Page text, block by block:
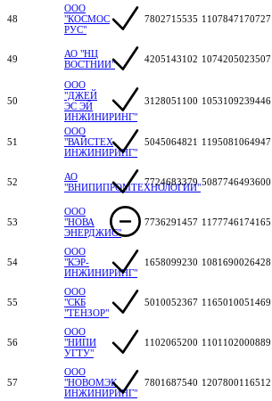
48
ООО
"КОСМОС
РУС"
7802715535 1107847170727
49
АО "НЦ
ВОСТНИИ"
4205143102 1074205023507
50
ООО
"ДЖЕЙ
ЭС ЭЙ
ИНЖИНИРИНГ"
3128051100 1053109239446
51
ООО
"ВАЙСТЕХ
ИНЖИНИРИНГ"
5045064821 1195081064947
52
АО
"ВНИПИПРОМТЕХНОЛОГИИ"
7724683379 5087746493600
53
ООО
"НОВА
ЭНЕРДЖИС"
7736291457 1177746174165
54
ООО
"КЭР-
ИНЖИНИРИНГ"
1658099230 1081690026428
55
ООО
"СКБ
"ТЕНЗОР"
5010052367 1165010051469
56
ООО
"НИПИ
УГТУ"
1102065200 1101102000889
57
ООО
"НОВОМЭК
ИНЖИНИРИНГ"
7801687540 1207800116512